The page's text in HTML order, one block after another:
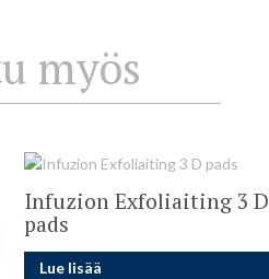
myös
Infuzion Exfoliaiting 3 D
pads
Lue lisää